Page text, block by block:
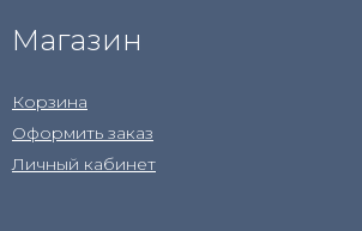
Магазин
Корзина
Оформить заказ
Личный кабинет